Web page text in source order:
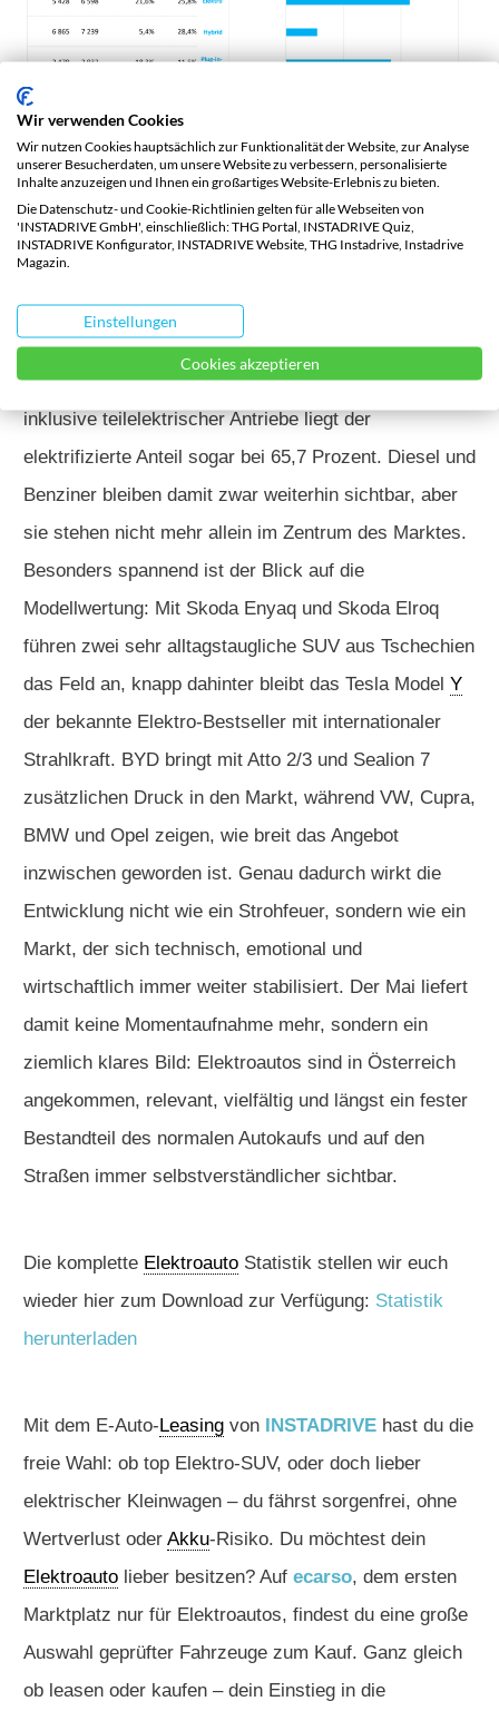
Unterm Strich zeigt der Mai 2026, dass Österreich bei
der Elektromobilität nicht nur mitfährt, sondern längst
auf der Überholspur angekommen ist. 6.598 neue
Elektroautos bedeuten ein starkes Plus von 21,6
Prozent gegenüber Mai 2025, der Marktanteil von 25,8
Prozent macht den Befund noch deutlicher. Mehr als
jeder vierte Neuwagen fährt rein elektrisch, und
inklusive teilelektrischer Antriebe liegt der
elektrifizierte Anteil sogar bei 65,7 Prozent. Diesel und
Benziner bleiben damit zwar weiterhin sichtbar, aber
sie stehen nicht mehr allein im Zentrum des Marktes.
Besonders spannend ist der Blick auf die
Modellwertung: Mit Skoda Enyaq und Skoda Elroq
führen zwei sehr alltagstaugliche SUV aus Tschechien
das Feld an, knapp dahinter bleibt das Tesla Model Y
der bekannte Elektro-Bestseller mit internationaler
Strahlkraft. BYD bringt mit Atto 2/3 und Sealion 7
zusätzlichen Druck in den Markt, während VW, Cupra,
BMW und Opel zeigen, wie breit das Angebot
inzwischen geworden ist. Genau dadurch wirkt die
Entwicklung nicht wie ein Strohfeuer, sondern wie ein
Markt, der sich technisch, emotional und
wirtschaftlich immer weiter stabilisiert. Der Mai liefert
damit keine Momentaufnahme mehr, sondern ein
ziemlich klares Bild: Elektroautos sind in Österreich
angekommen, relevant, vielfältig und längst ein fester
Bestandteil des normalen Autokaufs und auf den
Straßen immer selbstverständlicher sichtbar.
Die komplette Elektroauto Statistik stellen wir euch
wieder hier zum Download zur Verfügung: Statistik
herunterladen
Mit dem E-Auto-Leasing von INSTADRIVE hast du die
freie Wahl: ob top Elektro-SUV, oder doch lieber
elektrischer Kleinwagen – du fährst sorgenfrei, ohne
Wertverlust oder Akku-Risiko. Du möchtest dein
Elektroauto lieber besitzen? Auf ecarso, dem ersten
Marktplatz nur für Elektroautos, findest du eine große
Auswahl geprüfter Fahrzeuge zum Kauf. Ganz gleich
ob leasen oder kaufen – dein Einstieg in die
Wir verwenden Cookies
Wir nutzen Cookies hauptsächlich zur Funktionalität der Website, zur Analyse
unserer Besucherdaten, um unsere Website zu verbessern, personalisierte
Inhalte anzuzeigen und Ihnen ein großartiges Website-Erlebnis zu bieten.
Die Datenschutz- und Cookie-Richtlinien gelten für alle Webseiten von
'INSTADRIVE GmbH', einschließlich: THG Portal, INSTADRIVE Quiz,
INSTADRIVE Konfigurator, INSTADRIVE Website, THG Instadrive, Instadrive
Magazin.
Einstellungen
Cookies akzeptieren